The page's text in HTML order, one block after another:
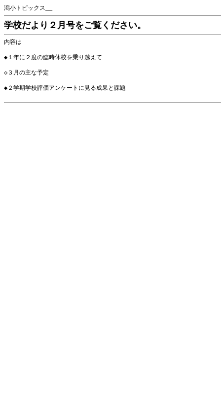
潟小トピックス__
学校だより２月号をご覧ください。
内容は
◆１年に２度の臨時休校を乗り越えて
◇３月の主な予定
◆２学期学校評価アンケートに見る成果と課題